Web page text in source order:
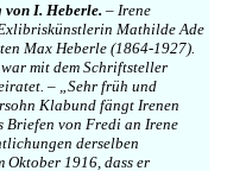
von I. Heberle. – Irene
Mathilde Ade
Max Heberle (1864-1927).
mit dem Schriftsteller
– „Sehr früh und
Klabund fängt Irenen
Briefen von Fredi an Irene
derselben
1916, dass er